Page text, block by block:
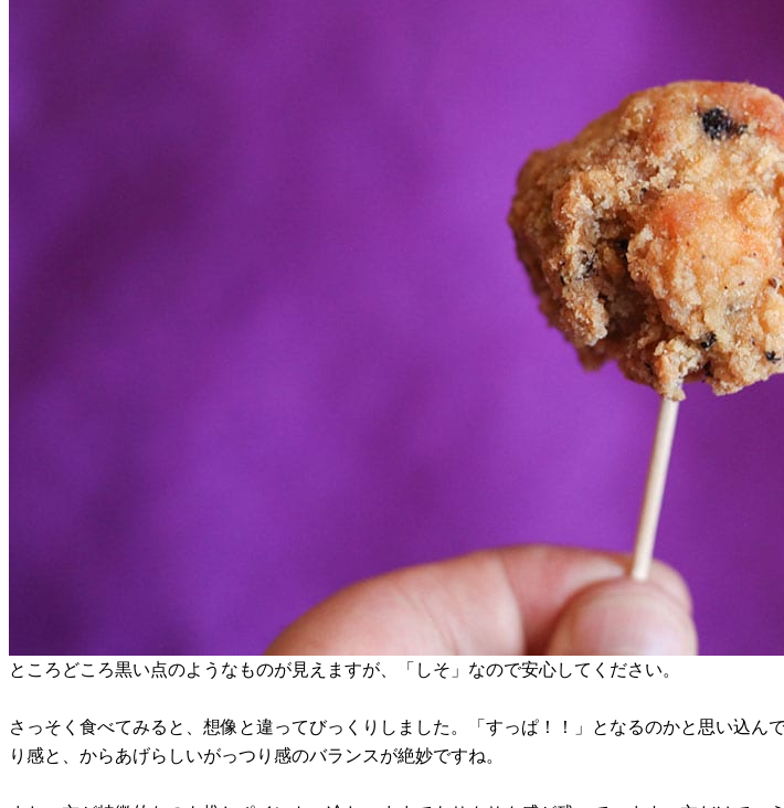
ところどころ黒い点のようなものが見えますが、「しそ」なので安心してください。
さっそく食べてみると、想像と違ってびっくりしました。「すっぱ！！」となるのかと思い込
り感と、からあげらしいがっつり感のバランスが絶妙ですね。